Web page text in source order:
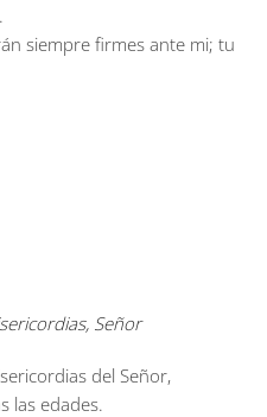
siempre firmes ante mi; tu
Señor
del Señor,
las edades.